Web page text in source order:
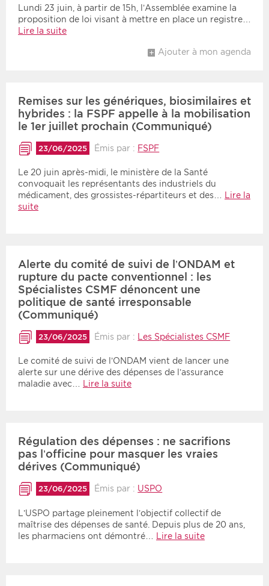
Lundi 23 juin, à partir de 15h, l’Assemblée examine la
proposition de loi visant à mettre en place un registre…
Lire la suite
Ajouter à mon agenda
Remises sur les génériques, biosimilaires et
hybrides : la FSPF appelle à la mobilisation
le 1er juillet prochain (Communiqué)
23/06/2025 Émis par : FSPF
Le 20 juin après-midi, le ministère de la Santé
convoquait les représentants des industriels du
médicament, des grossistes-répartiteurs et des…
Lire la
suite
Alerte du comité de suivi de l’ONDAM et
rupture du pacte conventionnel : les
Spécialistes CSMF dénoncent une
politique de santé irresponsable
(Communiqué)
23/06/2025 Émis par : Les Spécialistes CSMF
Le comité de suivi de l’ONDAM vient de lancer une
alerte sur une dérive des dépenses de l’assurance
maladie avec… Lire la suite
Régulation des dépenses : ne sacrifions
pas l’officine pour masquer les vraies
dérives (Communiqué)
23/06/2025 Émis par : USPO
L’USPO partage pleinement l’objectif collectif de
maîtrise des dépenses de santé. Depuis plus de 20 ans,
les pharmaciens ont démontré…
Lire la suite